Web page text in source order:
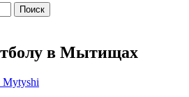
в Мытищах
Mytyshi